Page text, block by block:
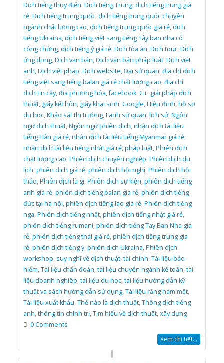
Dịch tiếng thụy điển,Dịch tiếng Trung,dịch tiếng trung giá
rẻ,Dịch tiếng trung quốc,dịch tiếng trung quốc chuyên
ngành chất lượng cao,dịch tiếng trung quốc giá rẻ,dịch
tiếng Ukraina,dịch tiếng việt sang tiếng Tây ban nha có
công chứng,dịch tiếng ý giá rẻ,Dịch tòa án,Dịch tour,Dịch
ứng dụng,Dịch văn bản,Dịch văn bản pháp luật,Dịch việt
anh,Dịch việt pháp,Dịch website,Đại sứ quán,địa chỉ dịch
tiếng việt sang tiếng balan giá rẻ chất lượng cao,địa chỉ
dịch tin cậy,địa phương hóa,facebook,G+, giải pháp dịch
thuật, giấy kết hôn, giấy khai sinh,Google,Hiệu đính,hồ sơ
du học,Khảo sát thị trường,Lãnh sứ quán,lịch sử,Ngôn
ngữ dịch thuật,Ngôn ngữ phiên dịch,nhận dịch tài liệu
tiếng Hàn giá rẻ,nhận dịch tài liệu tiếng Myanmar giá rẻ,
nhận dịch tài liệu tiếng nhật giá rẻ,pháp luật,Phiên dịch
chất lượng cao,Phiên dịch chuyên nghiệp,Phiên dịch du
lịch,phiên dịch giá rẻ,phiên dịch hội nghị,Phiên dịch hội
thảo,Phiên dịch là gì,Phiên dịch sự kiện,phiên dịch tiếng
anh giá rẻ,phiên dịch tiếng balan giá rẻ,phiên dịch tiếng
đức tại hà nội,phiên dịch tiếng lào giá rẻ,Phiên dịch tiếng
nga,Phiên dịch tiếng nhật,phiên dịch tiếng nhật giá rẻ,
phiên dịch tiếng rumani,phiên dịch tiếng Tây Ban Nha giá
rẻ,phiên dịch tiếng thái giá rẻ,phiên dịch tiếng trung giá
rẻ,phiên dịch tiếng ý,phiên dịch Ukraina,Phiên dịch
workshop, suy nghĩ về dịch thuật,tài chính,Tài liệu bảo
hiểm,Tài liệu chẩn đoán,tài liệu chuyên ngành kế toán,tài
liệu doanh nghiêp,tài liệu du học,tài liệu hướng dẫn kỹ
thuật và sách hướng dẫn sử dụng,Tài liệu răng hàm mặt,
Tài liệu xuất khẩu,Thế nào là dịch thuật,Thông dịch tiếng
anh,thông tin chính trị,Tìm hiểu về dịch thuật,xây dựng
0 Comments
Xem chi tiết...